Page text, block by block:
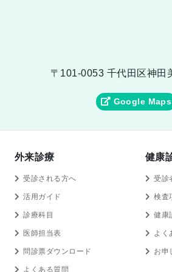
〒101-0053 千代田区神田
Google Maps
外来診療
受診される方へ
活用ガイド
診療科目
医師担当表
問診票ダウンロード
よくある質問
健康
受診
検査
健康
よく
お申